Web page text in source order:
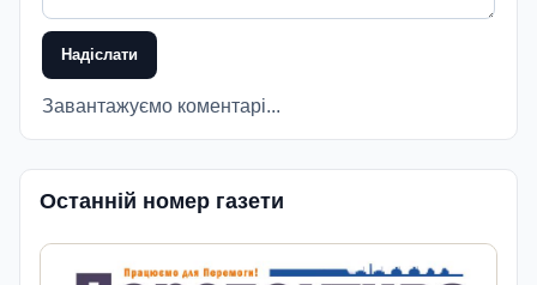
Надіслати
Завантажуємо коментарі...
Останній номер газети